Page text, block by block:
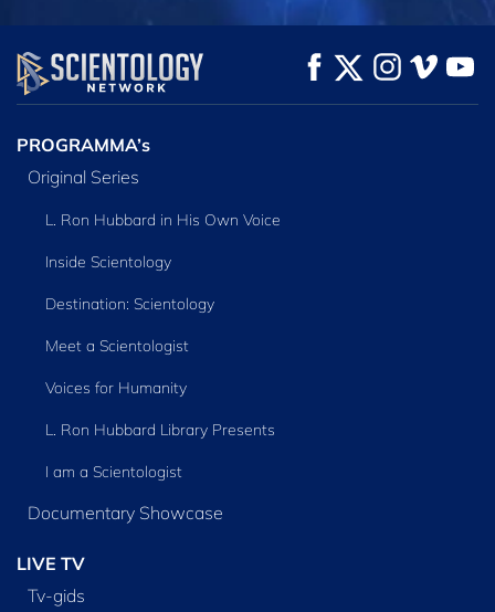
PROGRAMMA’s
Original Series
L. Ron Hubbard in His Own Voice
Inside Scientology
Destination: Scientology
Meet a Scientologist
Voices for Humanity
L. Ron Hubbard Library Presents
I am a Scientologist
Documentary Showcase
LIVE TV
Tv‑gids